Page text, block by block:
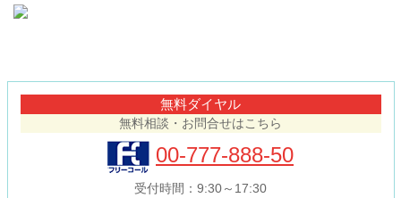
無料ダイヤル
無料相談・お問合せはこちら
00-777-888-50
受付時間：9:30～17:30